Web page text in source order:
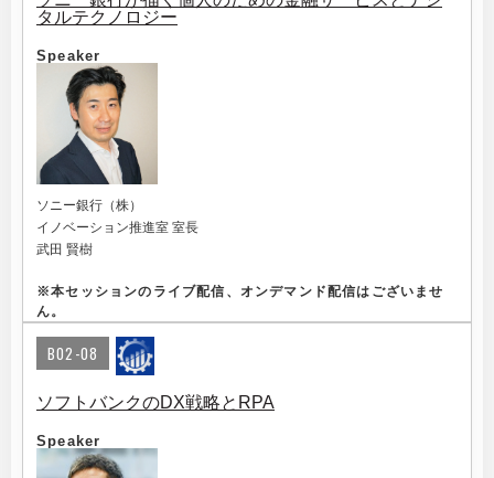
タルテクノロジー
Speaker
ソニー銀行（株）
イノベーション推進室 室長
武田 賢樹
※本セッションのライブ配信、オンデマンド配信はございませ
ん。
B02-08
ソフトバンクのDX戦略とRPA
Speaker